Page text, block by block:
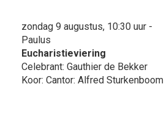
zondag 9 augustus, 10:30 uur -
Paulus
Eucharistieviering
Celebrant: Gauthier de Bekker
Koor: Cantor: Alfred Sturkenboom